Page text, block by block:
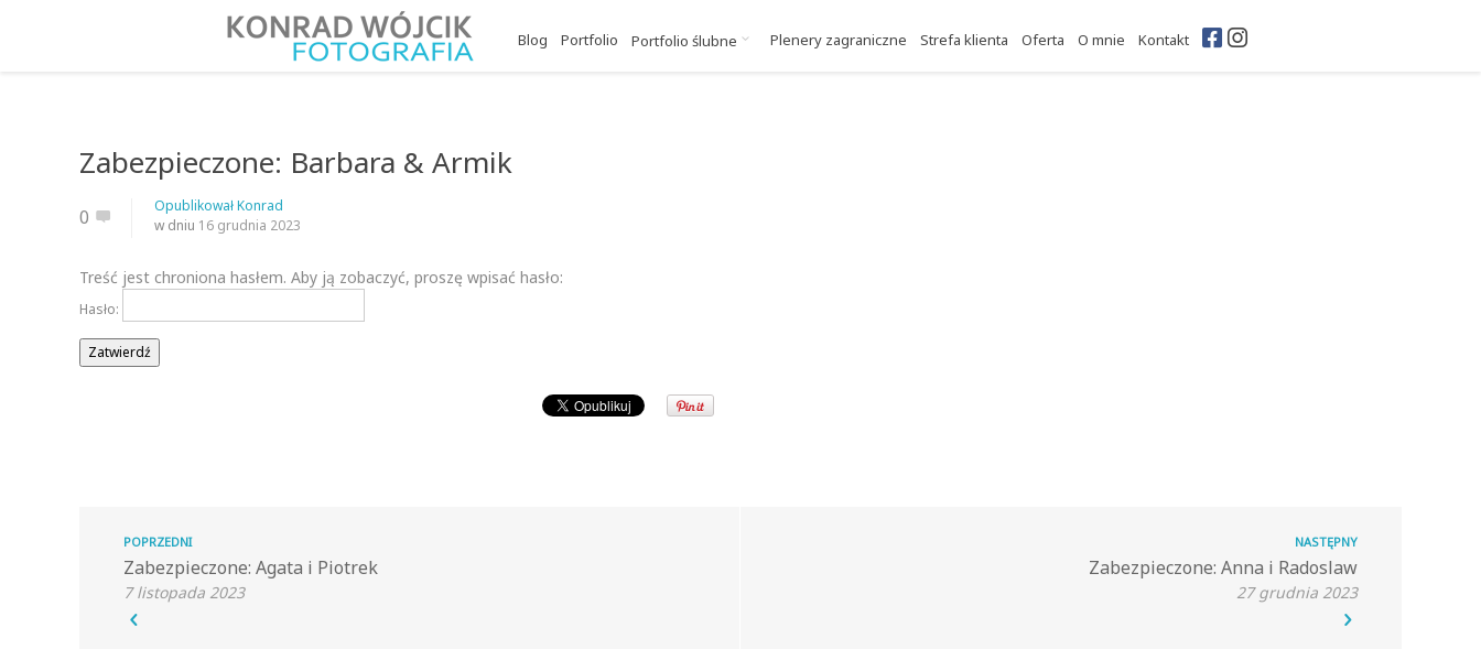
Blog Portfolio Portfolio ślubne Plenery zagraniczne Strefa klienta Oferta O mnie Kontakt Facebook
Instagram
Zabezpieczone: Barbara & Armik
0 OpublikowałKonrad
w dniu 16 grudnia 2023
Treść jest chroniona hasłem. Aby ją zobaczyć, proszę wpisać hasło:
Hasło:
POPRZEDNI
Zabezpieczone: Agata i Piotrek
7 listopada 2023
NASTĘPNY
Zabezpieczone: Anna i Radoslaw
27 grudnia 2023